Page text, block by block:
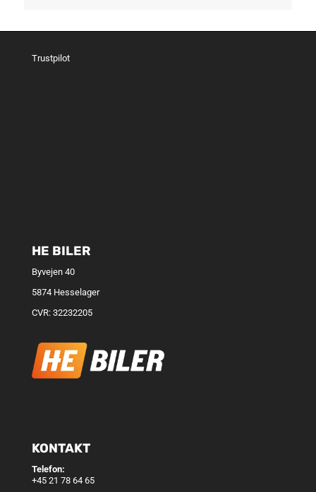
HE BILER
Byvejen 40
5874 Hesselager
CVR: 32232205
Trustpilot
KONTAKT
Telefon:
+45 21 78 64 65